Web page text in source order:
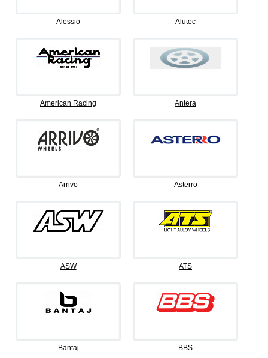
Alessio Alutec
American Racing Antera
Arrivo Asterro
ASW ATS
Bantaj BBS